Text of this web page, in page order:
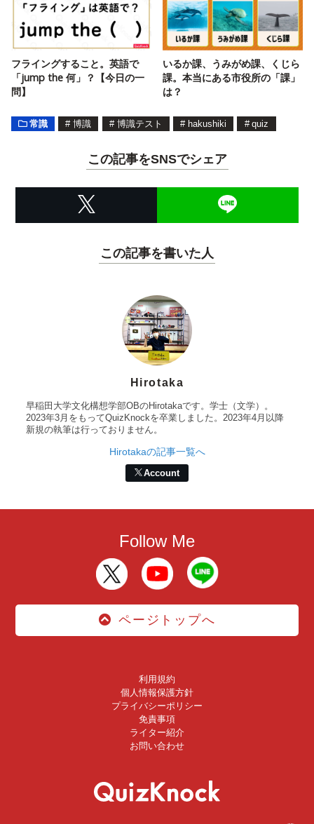
フライングすること。英語で
「jump the 何」？【今日の一
問】
いるか課、うみがめ課、くじら
課。本当にある市役所の「課」
は？
常識 # 博識 # 博識テスト # hakushiki # quiz
この記事をSNSでシェア
この記事を書いた人
Hirotaka
早稲田大学文化構想学部OBのHirotakaです。学士（文学）。
2023年3月をもってQuizKnockを卒業しました。2023年4月以降
新規の執筆は行っておりません。
Hirotakaの記事一覧へ
Account
Follow Me
ページトップへ
利用規約
個人情報保護方針
プライバシーポリシー
免責事項
ライター紹介
お問い合わせ